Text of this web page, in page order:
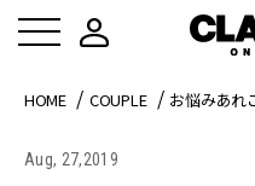
HOME COUPLE お悩みあれ
Aug, 27,2019